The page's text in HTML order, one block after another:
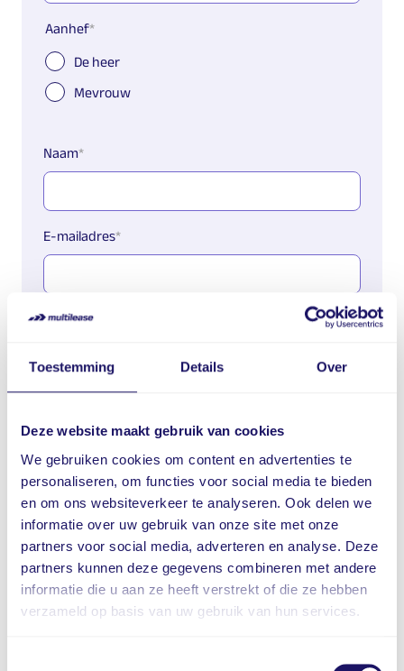
Toestemming Details Over
Deze website maakt gebruik van cookies
We gebruiken cookies om content en advertenties te
personaliseren, om functies voor social media te bieden
en om ons websiteverkeer te analyseren. Ook delen we
informatie over uw gebruik van onze site met onze
partners voor social media, adverteren en analyse. Deze
partners kunnen deze gegevens combineren met andere
informatie die u aan ze heeft verstrekt of die ze hebben
verzameld op basis van uw gebruik van hun services.
Aanhef
De heer
Mevrouw
Naam
E-mailadres
Telefoonnummer